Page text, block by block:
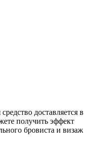
доставляется в
получить эффект
бровиста и визаж